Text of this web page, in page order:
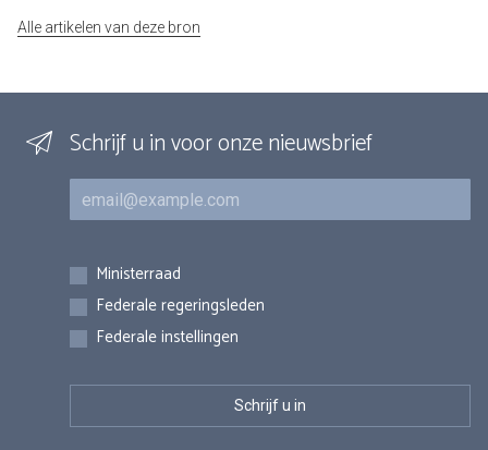
Alle artikelen van deze bron
Schrijf u in voor onze nieuwsbrief
E-mail
Inschrijvingen
Ministerraad
Federale regeringsleden
Federale instellingen